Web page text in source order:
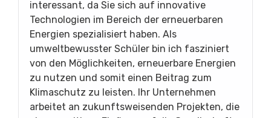
interessant, da Sie sich auf innovative
Technologien im Bereich der erneuerbaren
Energien spezialisiert haben. Als
umweltbewusster Schüler bin ich fasziniert
von den Möglichkeiten, erneuerbare Energien
zu nutzen und somit einen Beitrag zum
Klimaschutz zu leisten. Ihr Unternehmen
arbeitet an zukunftsweisenden Projekten, die